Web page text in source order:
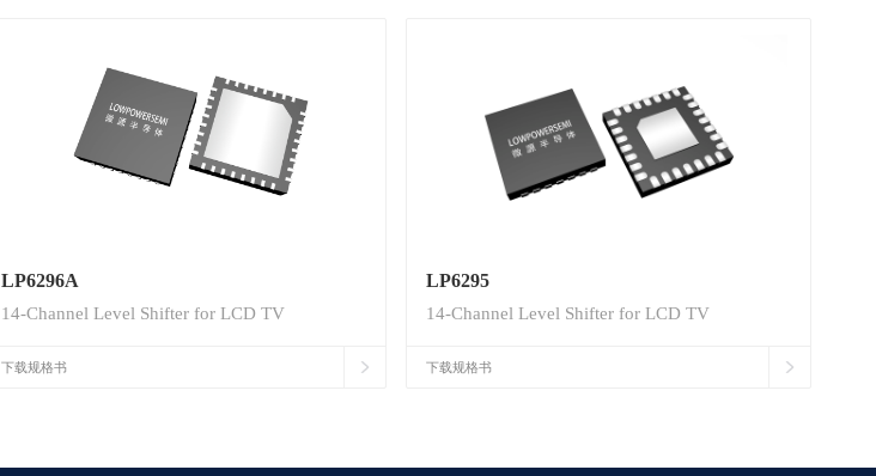
LP6296A
14-Channel Level Shifter for LCD TV
下载规格书
LP6295
14-Channel Level Shifter for LCD TV
下载规格书